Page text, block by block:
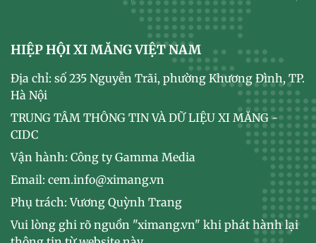
HIỆP HỘI XI MĂNG VIỆT NAM
Địa chỉ: số 235 Nguyễn Trãi, phường Khương Đình, TP.
Hà Nội
TRUNG TÂM THÔNG TIN VÀ DỮ LIỆU XI MĂNG -
CIDC
Vận hành: Công ty Gamma Media
Email: cem.info@ximang.vn
Phụ trách: Vương Quỳnh Trang
Vui lòng ghi rõ nguồn "ximang.vn" khi phát hành lại